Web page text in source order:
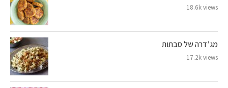
18.6k views
מג’דרה של סבתות
17.2k views